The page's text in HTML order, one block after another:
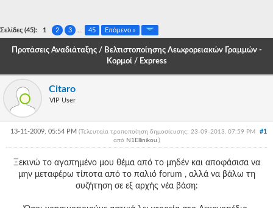
-
-
-
-
-
-
Σελίδες (45): 1 2 3 45 Επόμενο »
Προτάσεις Αναδιάταξης / Βελτιστοποίησης Λεωφορειακών Γραμμών -
Κορμοί / Express
Citaro
VIP User
#1
13-11-2009, 05:54 PM (Τελευταία τροποποίηση δημοσίευσης: 23-09-2013, 07:59 PM
από N1Ellinikou .)
Ξεκινώ το αγαπημένο μου θέμα από το μηδέν και αποφάσισα να
μην μεταφέρω τίποτα από το παλιό forum , αλλά να βάλω τη
συζήτηση σε εξ αρχής νέα βάση: